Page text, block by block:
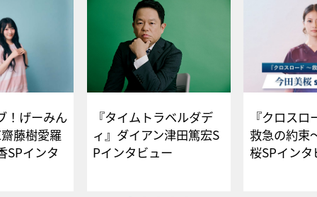
！げーみん
藤樹愛羅
SPインタ
『タイムトラベルダデ
ィ』ダイアン津田篤宏S
Pインタビュー
『クロス
救急の約束
桜SPイ